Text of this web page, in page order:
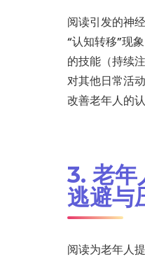
阅读引发的神
“认知转移”现
的技能（持续
对其他日常活
改善老年人的
3. 老年
逃避与
阅读为老年人